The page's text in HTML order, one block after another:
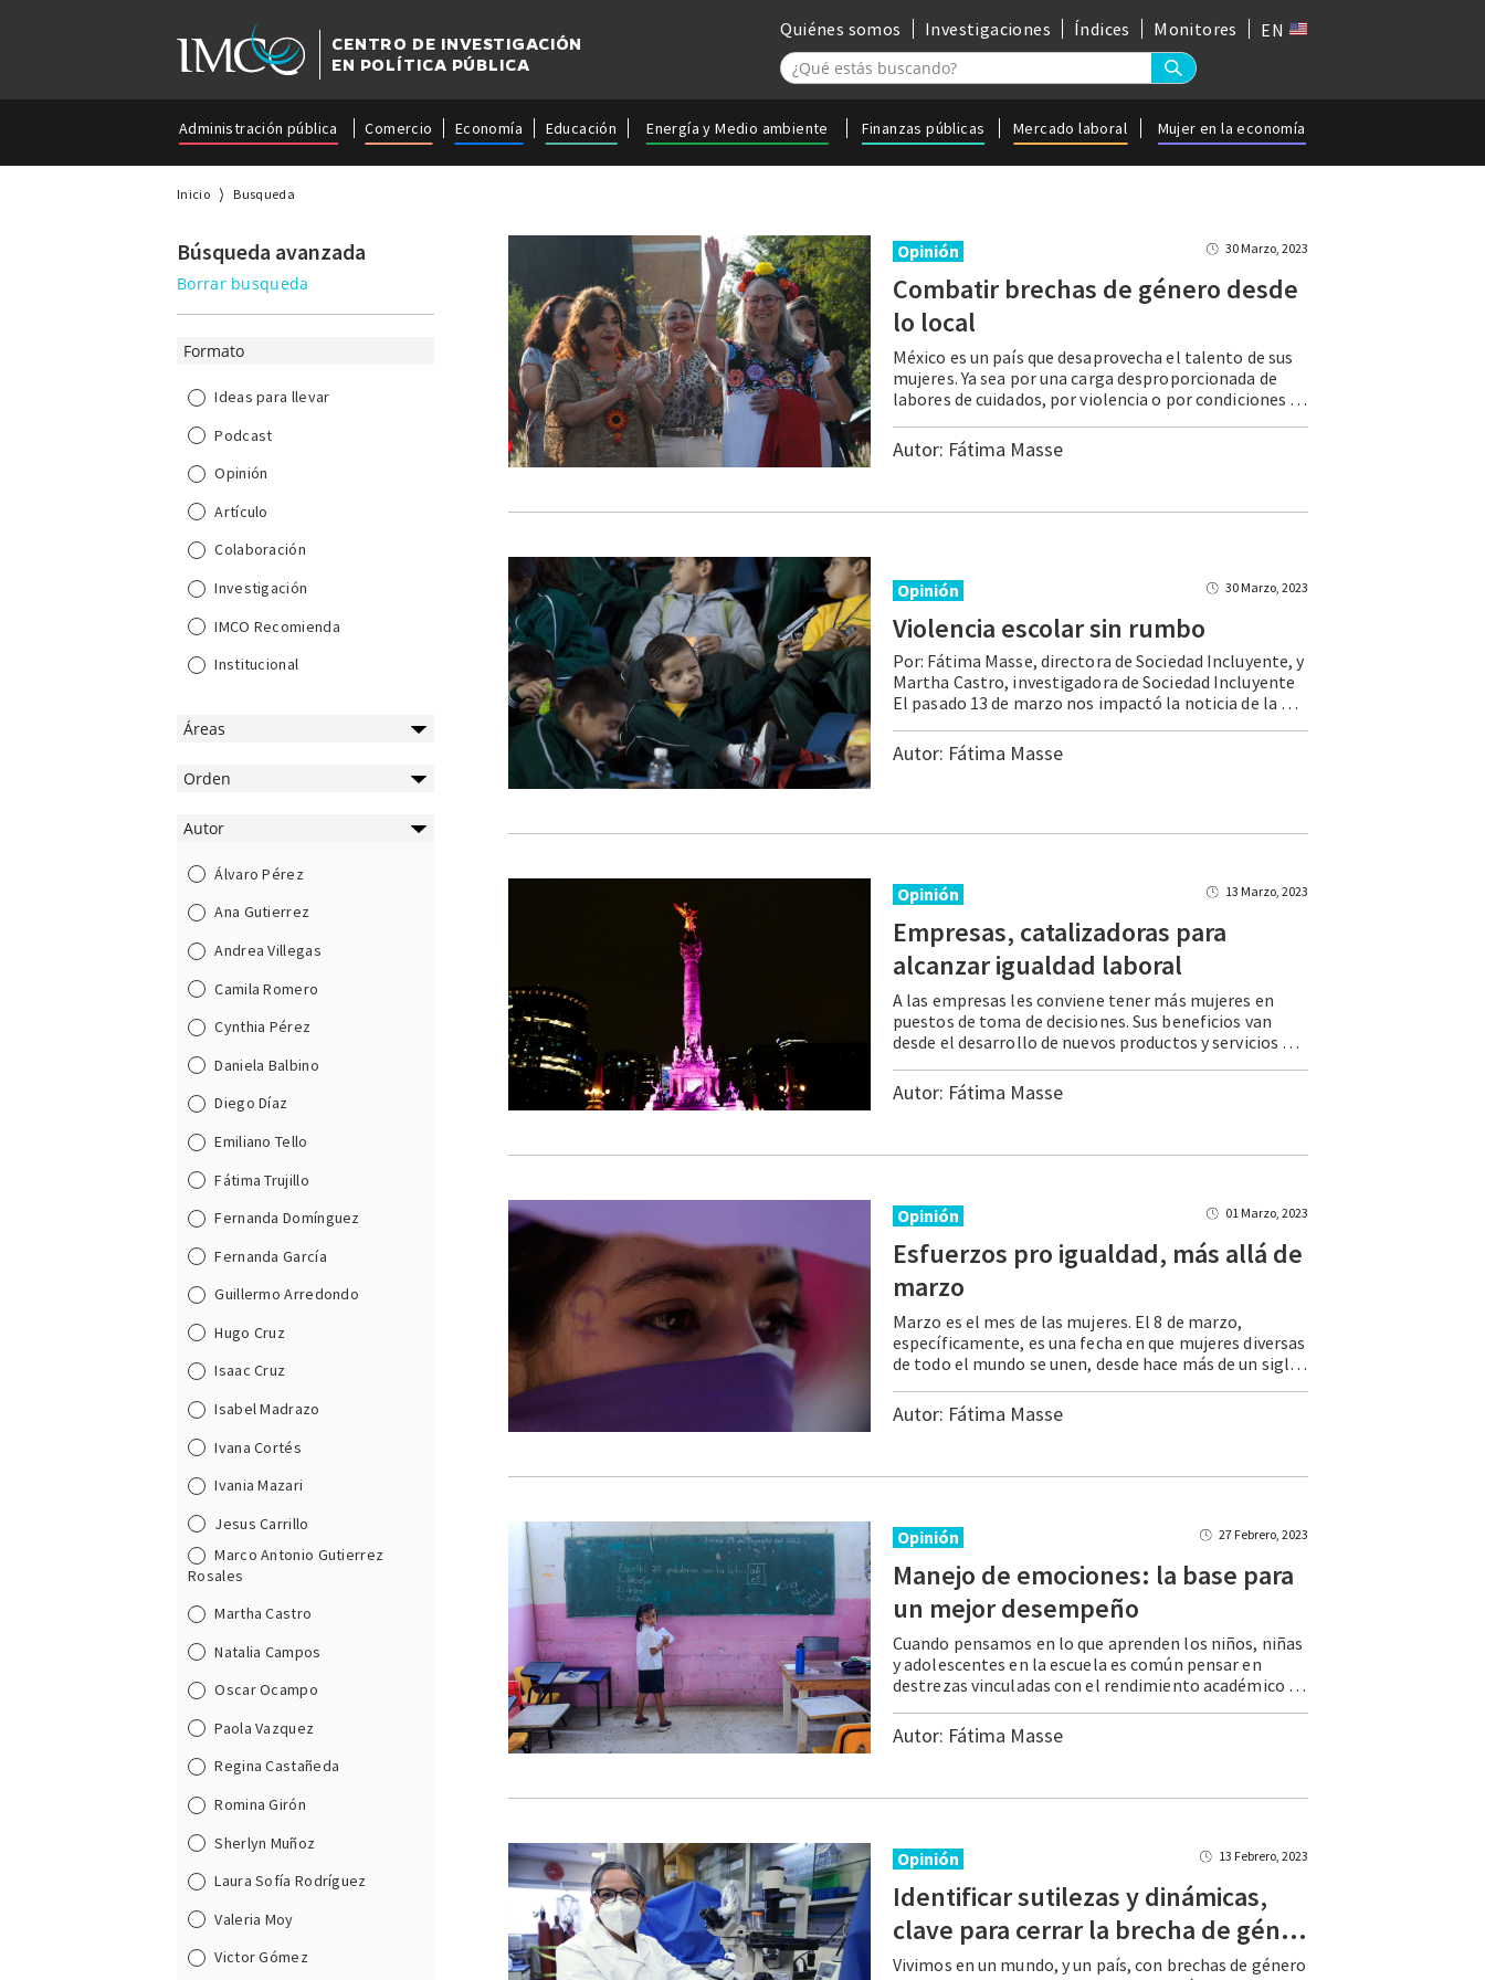
CENTRO DE INVESTIGACIÓN
EN POLÍTICA PÚBLICA
Quiénes somos Investigaciones Índices Monitores EN
Administración pública Comercio Economía Educación Energía y Medio ambiente Finanzas públicas Mercado laboral Mujer en la economía
Inicio Busqueda
Búsqueda avanzada
Borrar busqueda
Formato
Ideas para llevar
Podcast
Opinión
Artículo
Colaboración
Investigación
IMCO Recomienda
Institucional
Áreas
Orden
Autor
Álvaro Pérez
Ana Gutierrez
Andrea Villegas
Camila Romero
Cynthia Pérez
Daniela Balbino
Diego Díaz
Emiliano Tello
Fátima Trujillo
Fernanda Domínguez
Fernanda García
Guillermo Arredondo
Hugo Cruz
Isaac Cruz
Isabel Madrazo
Ivana Cortés
Ivania Mazari
Jesus Carrillo
Marco Antonio Gutierrez
Rosales
Martha Castro
Natalia Campos
Oscar Ocampo
Paola Vazquez
Regina Castañeda
Romina Girón
Sherlyn Muñoz
Laura Sofía Rodríguez
Valeria Moy
Victor Gómez
Opinión 30 Marzo, 2023
Combatir brechas de género desde
lo local
México es un país que desaprovecha el talento de sus
mujeres. Ya sea por una carga desproporcionada de
labores de cuidados, por violencia o por condiciones laborales rígidas –entre otras razones– solo cuatro de cada 10 mexicanas tienen un trabajo remunerado o están en búsqueda de uno. Sin embargo, la situación que se vive en … Continue reading Combatir brechas de género desde lo local
Autor: Fátima Masse
Opinión 30 Marzo, 2023
Violencia escolarsin rumbo
Por: Fátima Masse, directora de Sociedad Incluyente, y
Martha Castro, investigadora de Sociedad Incluyente
El pasado 13 de marzo nos impactó la noticia de la muerte de Norma Lizbeth, una adolescente de 14 años residente del Estado de México, tras haber sido golpeada por una compañera. Este es uno de los casos más atroces de … Continue reading Violencia escolar sin rumbo
Autor: Fátima Masse
Opinión 13 Marzo, 2023
Empresas, catalizadoras para
alcanzar igualdad laboral
A las empresas les conviene tener más mujeres en
puestos de toma de decisiones. Sus beneficios van
desde el desarrollo de nuevos productos y servicios hasta un mejor desempeño financiero y ambientes laborales mejor evaluados. A pesar de ello, en México hay pocas mujeres que llegan a los puestos más altos como los consejos de … Continue reading Empresas, catalizadoras para alcanzar igualdad laboral
Autor: Fátima Masse
Opinión 01 Marzo, 2023
Esfuerzos pro igualdad, más allá de
marzo
Marzo es el mes de las mujeres. El 8 de marzo,
específicamente, es una fecha en que mujeres diversas
de todo el mundo se unen, desde hace más de un siglo, para continuar una lucha en favor de la igualdad. Un mes en que la mayoría de las personas y las organizaciones parecieran estar más … Continue reading Esfuerzos pro igualdad, más allá de marzo
Autor: Fátima Masse
Opinión 27 Febrero, 2023
Manejo de emociones: la base para
un mejor desempeño
Cuando pensamos en lo que aprenden los niños, niñas
y adolescentes en la escuela es común pensar en
destrezas vinculadas con el rendimiento académico como la lectoescritura, el pensamiento crítico o el razonamiento lógico-matemático. Áreas que a la larga se relacionan con competencias necesarias para realizar ciertas labores especializadas. Sin embargo, hay un grupo de … Continue reading Manejo de emociones: la base para un mejor desempeño
Autor: Fátima Masse
Opinión 13 Febrero, 2023
Identificar sutilezas y dinámicas,
clave para cerrar la brecha de género
Vivimos en un mundo, y un país, con brechas de género